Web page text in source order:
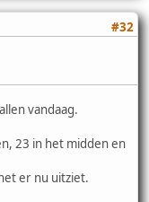
#32
vandaag.
23 in het midden en
er nu uitziet.